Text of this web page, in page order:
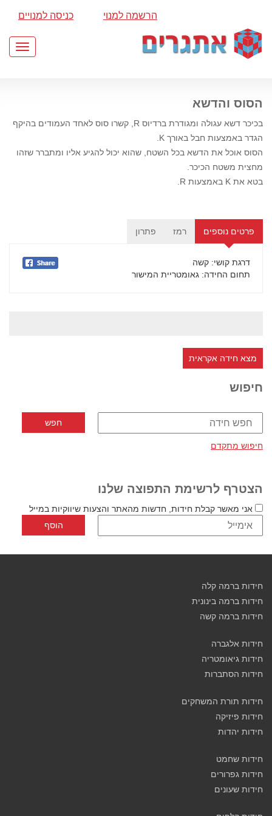
הרשמה למנוי כניסה למנויים
הסוס והדשא
בכיכר דשא עגולה ומגודרת ברדיוס R, קשרו סוס לאחד העמודים בהיקף
הגדר באמצעות חבל באורך K.
הסוס אוכל את הדשא בכל השטח, שהוא יכול להגיע אליו ומתברר שזהו
מחצית משטח הכיכר.
בטא את K באמצעות R.
פרטים נוספים רמז פתרון
דרגת קושי: קשה
תחום החידה: גאומטריית המישור
מצא חידה אקראית
חיפוש
חיפוש מתקדם
הצטרף לרשימת התפוצה שלנו
אני מאשר קבלת חידות, חדשות מהאתר והצעות שיווקיות במייל
חידות ברמה קלה
חידות ברמה בינונית
חידות ברמה קשה
חידות אלגברה
חידות גיאומטריה
חידות הסתברות
חידות תורת המשחקים
חידות פיזיקה
חידות יהדות
חידות שחמט
חידות גפרורים
חידות שעונים